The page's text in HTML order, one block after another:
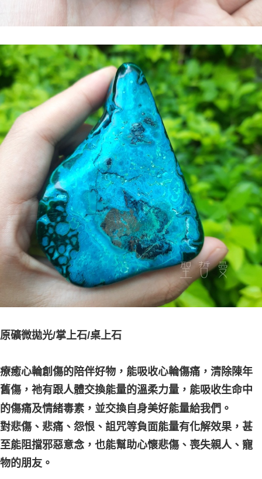
原礦微拋光/掌上石/桌上石
療癒心輪創傷的陪伴好物，能吸收心輪傷痛，清除陳年
舊傷，祂有跟人體交換能量的溫柔力量，能吸收生命中
的傷痛及情緒毒素，並交換自身美好能量給我們。
對悲傷、悲痛、怨恨、詛咒等負面能量有化解效果，甚
至能阻擋邪惡意念，也能幫助心懷悲傷、喪失親人、寵
物的朋友。